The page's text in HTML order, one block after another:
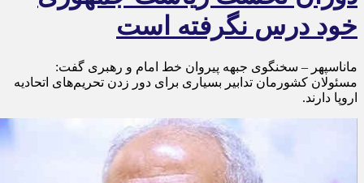
خود درس نگرفته است
ماناسپهر – سخنگوی جبهه پیروان خط امام و رهبری گفت:
مسئولان کشورمان تدابیر بسیاری برای دور زدن تحریم‌های اتحادیه
اروپا دارند.